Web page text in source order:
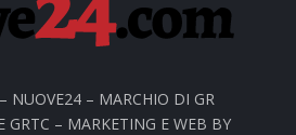
NUOVE24 – MARCHIO DI GR
GRTC – MARKETING E WEB BY